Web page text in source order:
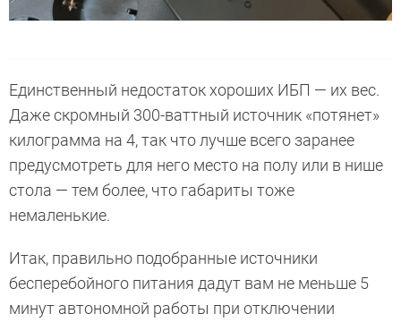
Единственный недостаток хороших ИБП — их вес.
Даже скромный 300-ваттный источник «потянет»
килограмма на 4, так что лучше всего заранее
предусмотреть для него место на полу или в нише
стола — тем более, что габариты тоже
немаленькие.
Итак, правильно подобранные источники
бесперебойного питания дадут вам не меньше 5
минут автономной работы при отключении